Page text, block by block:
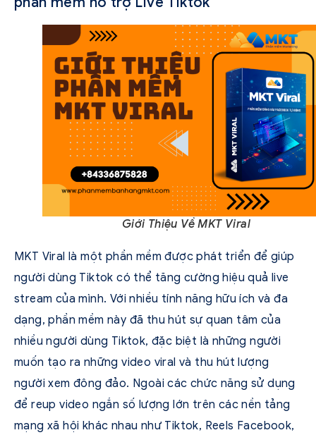
Giới Thiệu Về MKT Viral
MKT Viral là một phần mềm được phát triển để giúp
người dùng Tiktok có thể tăng cường hiệu quả live
stream của mình. Với nhiều tính năng hữu ích và đa
dạng, phần mềm này đã thu hút sự quan tâm của
nhiều người dùng Tiktok, đặc biệt là những người
muốn tạo ra những video viral và thu hút lượng
người xem đông đảo. Ngoài các chức năng sử dụng
để reup video ngắn số lượng lớn trên các nền tảng
mạng xã hội khác nhau như Tiktok, Reels Facebook,